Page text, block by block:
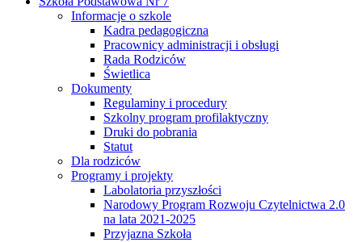
Informacje o szkole
Kadra pedagogiczna
Pracownicy administracji i obsługi
Rada Rodziców
Świetlica
Dokumenty
Regulaminy i procedury
Szkolny program profilaktyczny
Druki do pobrania
Statut
Dla rodziców
Programy i projekty
Labolatoria przyszłości
Narodowy Program Rozwoju Czytelnictwa 2.0
na lata 2021-2025
Przyjazna Szkoła